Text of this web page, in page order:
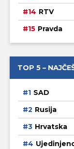
RTV
Pravda
TOP 5 –
SAD
Rusija
Hrvatska